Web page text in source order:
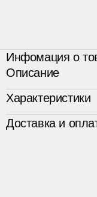
Инфомация о
Описание
Наше самое мягкое
Кровать Бридж -
две подушки,
Характеристики
Габариты на матрас
Доставка и